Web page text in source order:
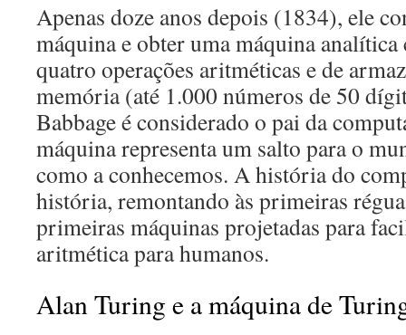
Apenas doze anos depois (1834), ele
máquina e obter uma máquina analítica
quatro operações aritméticas e de
memória (até 1.000 números de 50
Babbage é considerado o pai da
máquina representa um salto para o
como a conhecemos. A história do
história, remontando às primeiras
primeiras máquinas projetadas para
aritmética para humanos.
Alan Turing e a máquina de